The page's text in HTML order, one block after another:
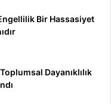
Bir Hassasiyet
Dayanıklılık